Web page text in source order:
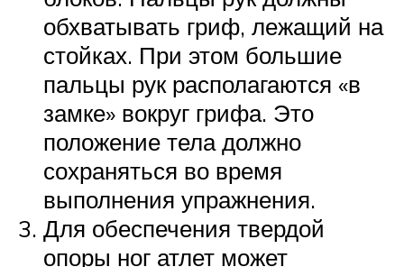
обхватывать гриф, лежащий на
стойках. При этом большие
пальцы рук располагаются «в
замке» вокруг грифа. Это
положение тела должно
сохраняться во время
выполнения упражнения.
Для обеспечения твердой
опоры ног атлет может